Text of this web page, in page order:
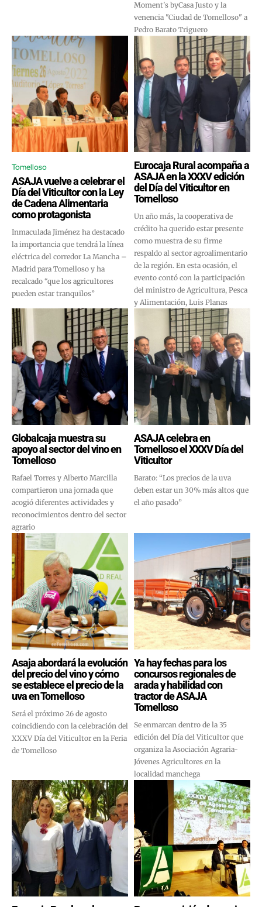
Moment's byCasa Justo y la
venencia "Ciudad de Tomelloso" a
Pedro Barato Triguero
Tomelloso
ASAJA vuelve a celebrar el
Día del Viticultor con la Ley
de Cadena Alimentaria
como protagonista
Inmaculada Jiménez ha destacado
la importancia que tendrá la línea
eléctrica del corredor La Mancha –
Madrid para Tomelloso y ha
recalcado “que los agricultores
pueden estar tranquilos”
Eurocaja Rural acompaña a
ASAJA en la XXXV edición
del Día del Viticultor en
Tomelloso
Un año más, la cooperativa de
crédito ha querido estar presente
como muestra de su firme
respaldo al sector agroalimentario
de la región. En esta ocasión, el
evento contó con la participación
del ministro de Agricultura, Pesca
y Alimentación, Luis Planas
Globalcaja muestra su
apoyo al sector del vino en
Tomelloso
Rafael Torres y Alberto Marcilla
compartieron una jornada que
acogió diferentes actividades y
reconocimientos dentro del sector
agrario
ASAJA celebra en
Tomelloso el XXXV Día del
Viticultor
Barato: “Los precios de la uva
deben estar un 30% más altos que
el año pasado”
Asaja abordará la evolución
del precio del vino y cómo
se establece el precio de la
uva en Tomelloso
Será el próximo 26 de agosto
coincidiendo con la celebración del
XXXV Día del Viticultor en la Feria
de Tomelloso
Ya hay fechas para los
concursos regionales de
arada y habilidad con
tractor de ASAJA
Tomelloso
Se enmarcan dentro de la 35
edición del Día del Viticultor que
organiza la Asociación Agraria-
Jóvenes Agricultores en la
localidad manchega